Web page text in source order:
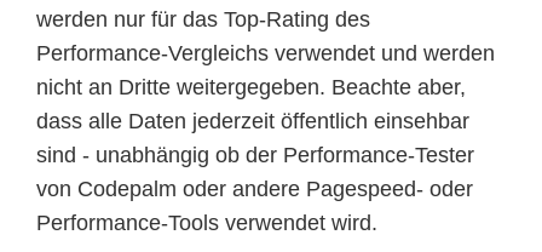
werden nur für das Top-Rating des
Performance-Vergleichs verwendet und werden
nicht an Dritte weitergegeben. Beachte aber,
dass alle Daten jederzeit öffentlich einsehbar
sind ‐ unabhängig ob der Performance-Tester
von Codepalm oder andere Pagespeed- oder
Performance-Tools verwendet wird.